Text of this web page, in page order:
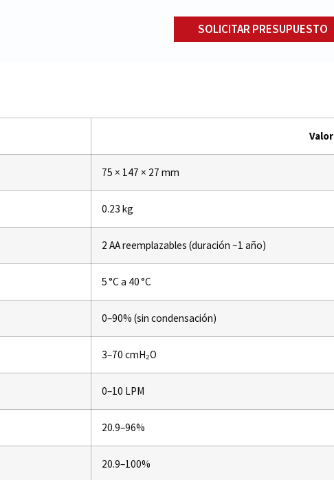
SOLICITAR PRESUPUESTO
Valor
75 × 147 × 27 mm
0.23 kg
2 AA reemplazables (duración ~1 año)
5 °C a 40 °C
0–90% (sin condensación)
3–70 cmH₂O
0–10 LPM
20.9–96%
20.9–100%